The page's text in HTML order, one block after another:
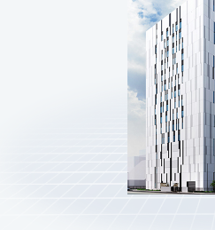
アルテリア・ネットワークス株
崎データセンター（OC1）への
先駆的なAIネイティブGPUクラ
Cloud、日本リージョンの開設に
的パートナーシップに合意
JPNAP、JPIX、BBIXがオプテー